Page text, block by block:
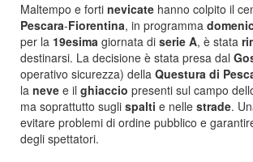
Maltempo e forti nevicate hanno colpito il
Pescara-Fiorentina, in programma
per la 19esima giornata di serie A, è stata
destinarsi. La decisione è stata presa dal
operativo sicurezza) della Questura di
la neve e il ghiaccio presenti sul campo
ma soprattutto sugli spalti e nelle strade.
evitare problemi di ordine pubblico e
degli spettatori.